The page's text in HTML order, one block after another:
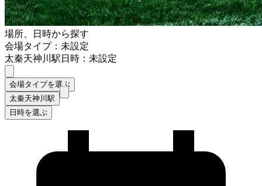
場所、日時から探す
会場タイプ：未設定
太秦天神川駅日時：未設定
会場タイプを選ぶ
太秦天神川駅
日時を選ぶ